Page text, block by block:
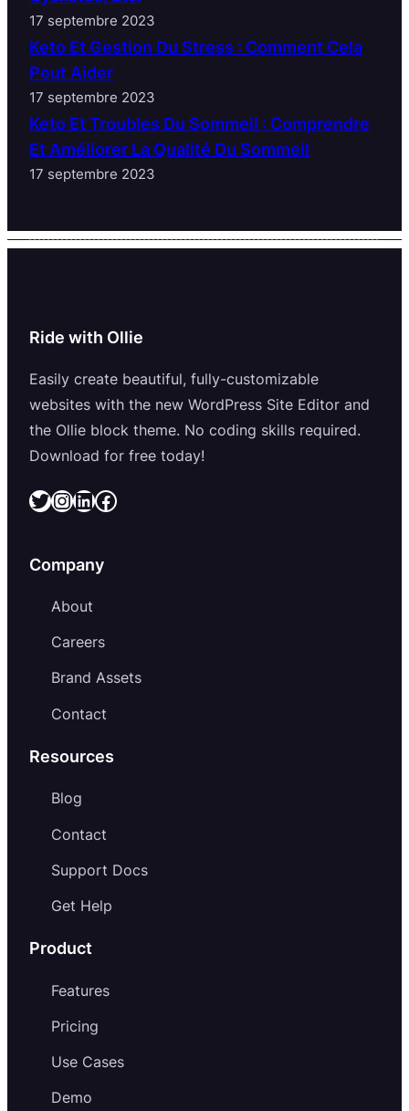
17 septembre 2023
Keto Et Gestion Du Stress : Comment Cela
Peut Aider
17 septembre 2023
Keto Et Troubles Du Sommeil : Comprendre
Et Améliorer La Qualité Du Sommeil
17 septembre 2023
Ride with Ollie
Easily create beautiful, fully-customizable
websites with the new WordPress Site Editor and
the Ollie block theme. No coding skills required.
Download for free today!
Twitter InstagramLinkedIn Facebook
Company
About
Careers
Brand Assets
Contact
Resources
Blog
Contact
Support Docs
Get Help
Product
Features
Pricing
Use Cases
Demo